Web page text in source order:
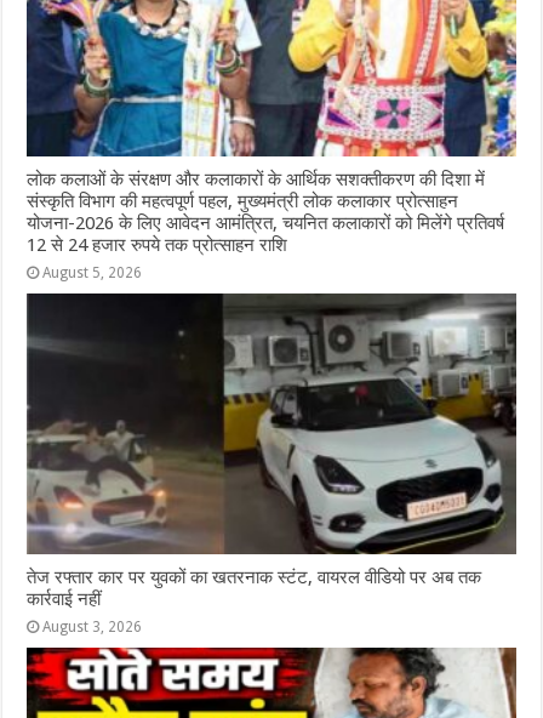
लोक कलाओं के संरक्षण और कलाकारों के आर्थिक सशक्तीकरण की दिशा में
संस्कृति विभाग की महत्वपूर्ण पहल, मुख्यमंत्री लोक कलाकार प्रोत्साहन
योजना-2026 के लिए आवेदन आमंत्रित, चयनित कलाकारों को मिलेंगे प्रतिवर्ष
12 से 24 हजार रुपये तक प्रोत्साहन राशि
August 5, 2026
तेज रफ्तार कार पर युवकों का खतरनाक स्टंट, वायरल वीडियो पर अब तक
कार्रवाई नहीं
August 3, 2026